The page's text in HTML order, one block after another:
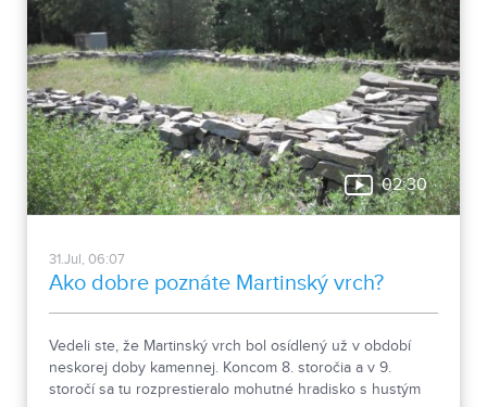
02:30
31.Jul, 06:07
Ako dobre poznáte Martinský vrch?
Vedeli ste, že Martinský vrch bol osídlený už v období
neskorej doby kamennej. Koncom 8. storočia a v 9.
storočí sa tu rozprestieralo mohutné hradisko s hustým